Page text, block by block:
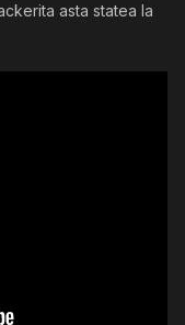
asta statea la